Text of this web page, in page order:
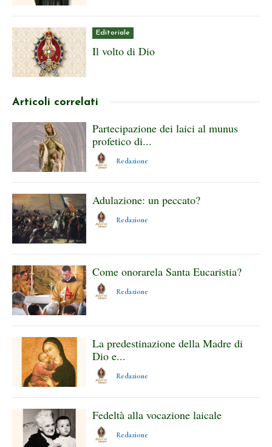
Editoriale
Il volto di Dio
Articoli correlati
Partecipazione dei laici al munus
profetico di...
Redazione
Adulazione: un peccato?
Redazione
Come onorarela Santa Eucaristia?
Redazione
La predestinazione della Madre di
Dio e...
Redazione
Fedeltà alla vocazione laicale
Redazione